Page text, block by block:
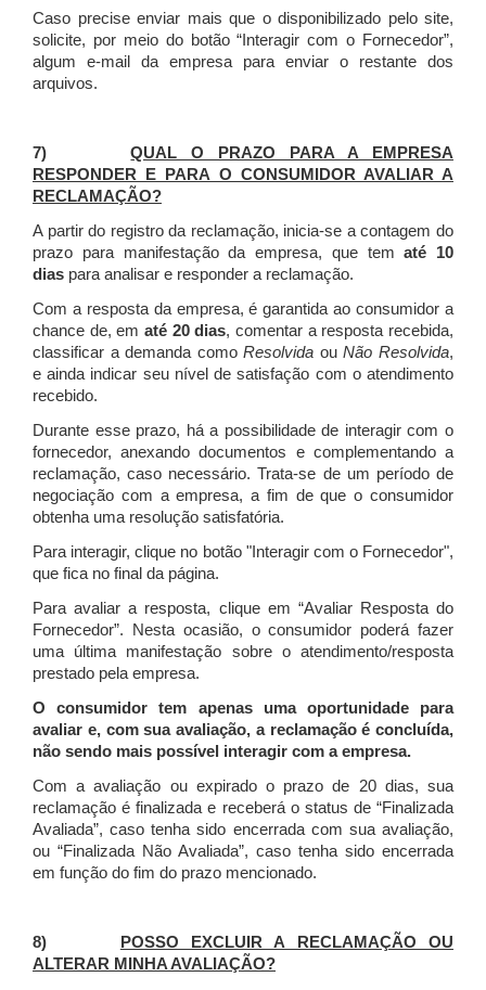
Caso precise enviar mais que o disponibilizado pelo site,
solicite, por meio do botão “Interagir com o Fornecedor”,
algum e-mail da empresa para enviar o restante dos
arquivos.
7)QUAL O PRAZO PARA A EMPRESA
RESPONDER E PARA O CONSUMIDOR AVALIAR A
RECLAMAÇÃO?
A partir do registro da reclamação, inicia-se a contagem do
prazo para manifestação da empresa, que tematé 10
dias para analisar e responder a reclamação.
Com a resposta da empresa, é garantida ao consumidor a
chance de, em até 20 dias, comentar a resposta recebida,
classificar a demanda comoResolvida ouNão Resolvida,
e ainda indicar seu nível de satisfação com o atendimento
recebido.
Durante esse prazo, há a possibilidade de interagir com o
fornecedor, anexando documentos e complementando a
reclamação, caso necessário.Trata-se de um período de
negociação com a empresa, a fim de que o consumidor
obtenha uma resolução satisfatória.
Para interagir, clique no botão "Interagir com o Fornecedor",
que fica no final da página.
Para avaliar a resposta, clique em “Avaliar Resposta do
Fornecedor”. Nesta ocasião, o consumidor poderá fazer
uma última manifestação sobre o atendimento/resposta
prestado pela empresa.
O consumidor tem apenas uma oportunidade para
avaliar e, com sua avaliação, a reclamação é concluída,
não sendo mais possível interagir com a empresa.
Com a avaliação ou expirado o prazo de 20 dias, sua
reclamação é finalizada e receberá o status de “Finalizada
Avaliada”, caso tenha sido encerrada com sua avaliação,
ou “Finalizada Não Avaliada”, caso tenha sido encerrada
em função do fim do prazo mencionado.
8)
POSSO EXCLUIR A RECLAMAÇÃO OU
ALTERAR MINHA AVALIAÇÃO?